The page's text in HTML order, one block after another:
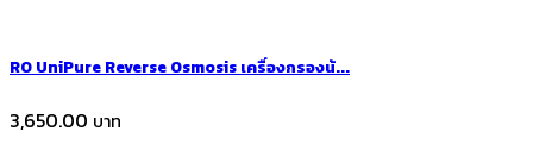
RO UniPure Reverse Osmosis เครื่องกรองน้...
3,650.00